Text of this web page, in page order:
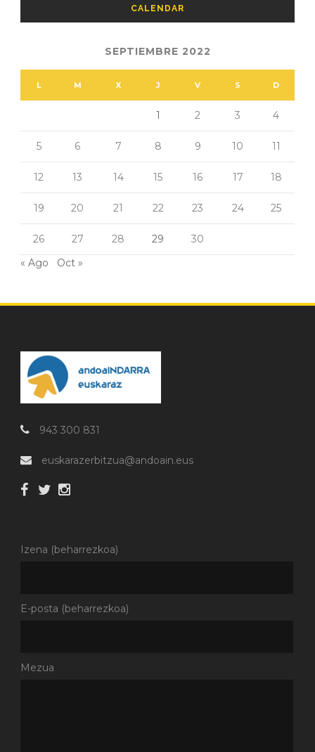
CALENDAR
SEPTIEMBRE 2022
L M X J V S D
1 2 3 4
5 6 7 8 9 10 11
12 13 14 15 16 17 18
19 20 21 22 23 24 25
26 27 28 29
30
« Ago
Oct »
943 300 831
euskarazerbitzua@andoain.eus
Izena (beharrezkoa)
E-posta (beharrezkoa)
Mezua